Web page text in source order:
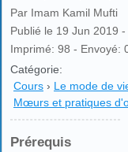
Par Imam Kamil Mufti
Publié le 19 Jun 2019
Imprimé: 98 - Envoyé:
Catégorie:
Cours › Le mode de
Mœurs et pratiques
Prérequis